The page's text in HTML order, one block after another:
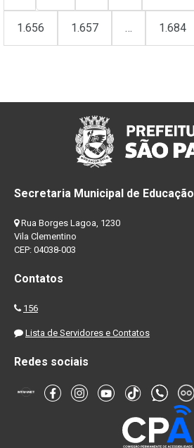
1.656 1.657 … 1.684
Secretaria Municipal de Educação
Rua Borges Lagoa, 1230
Vila Clementino
CEP: 04038-003
Contatos
156
Lista de Servidores e Contatos
Redes sociais